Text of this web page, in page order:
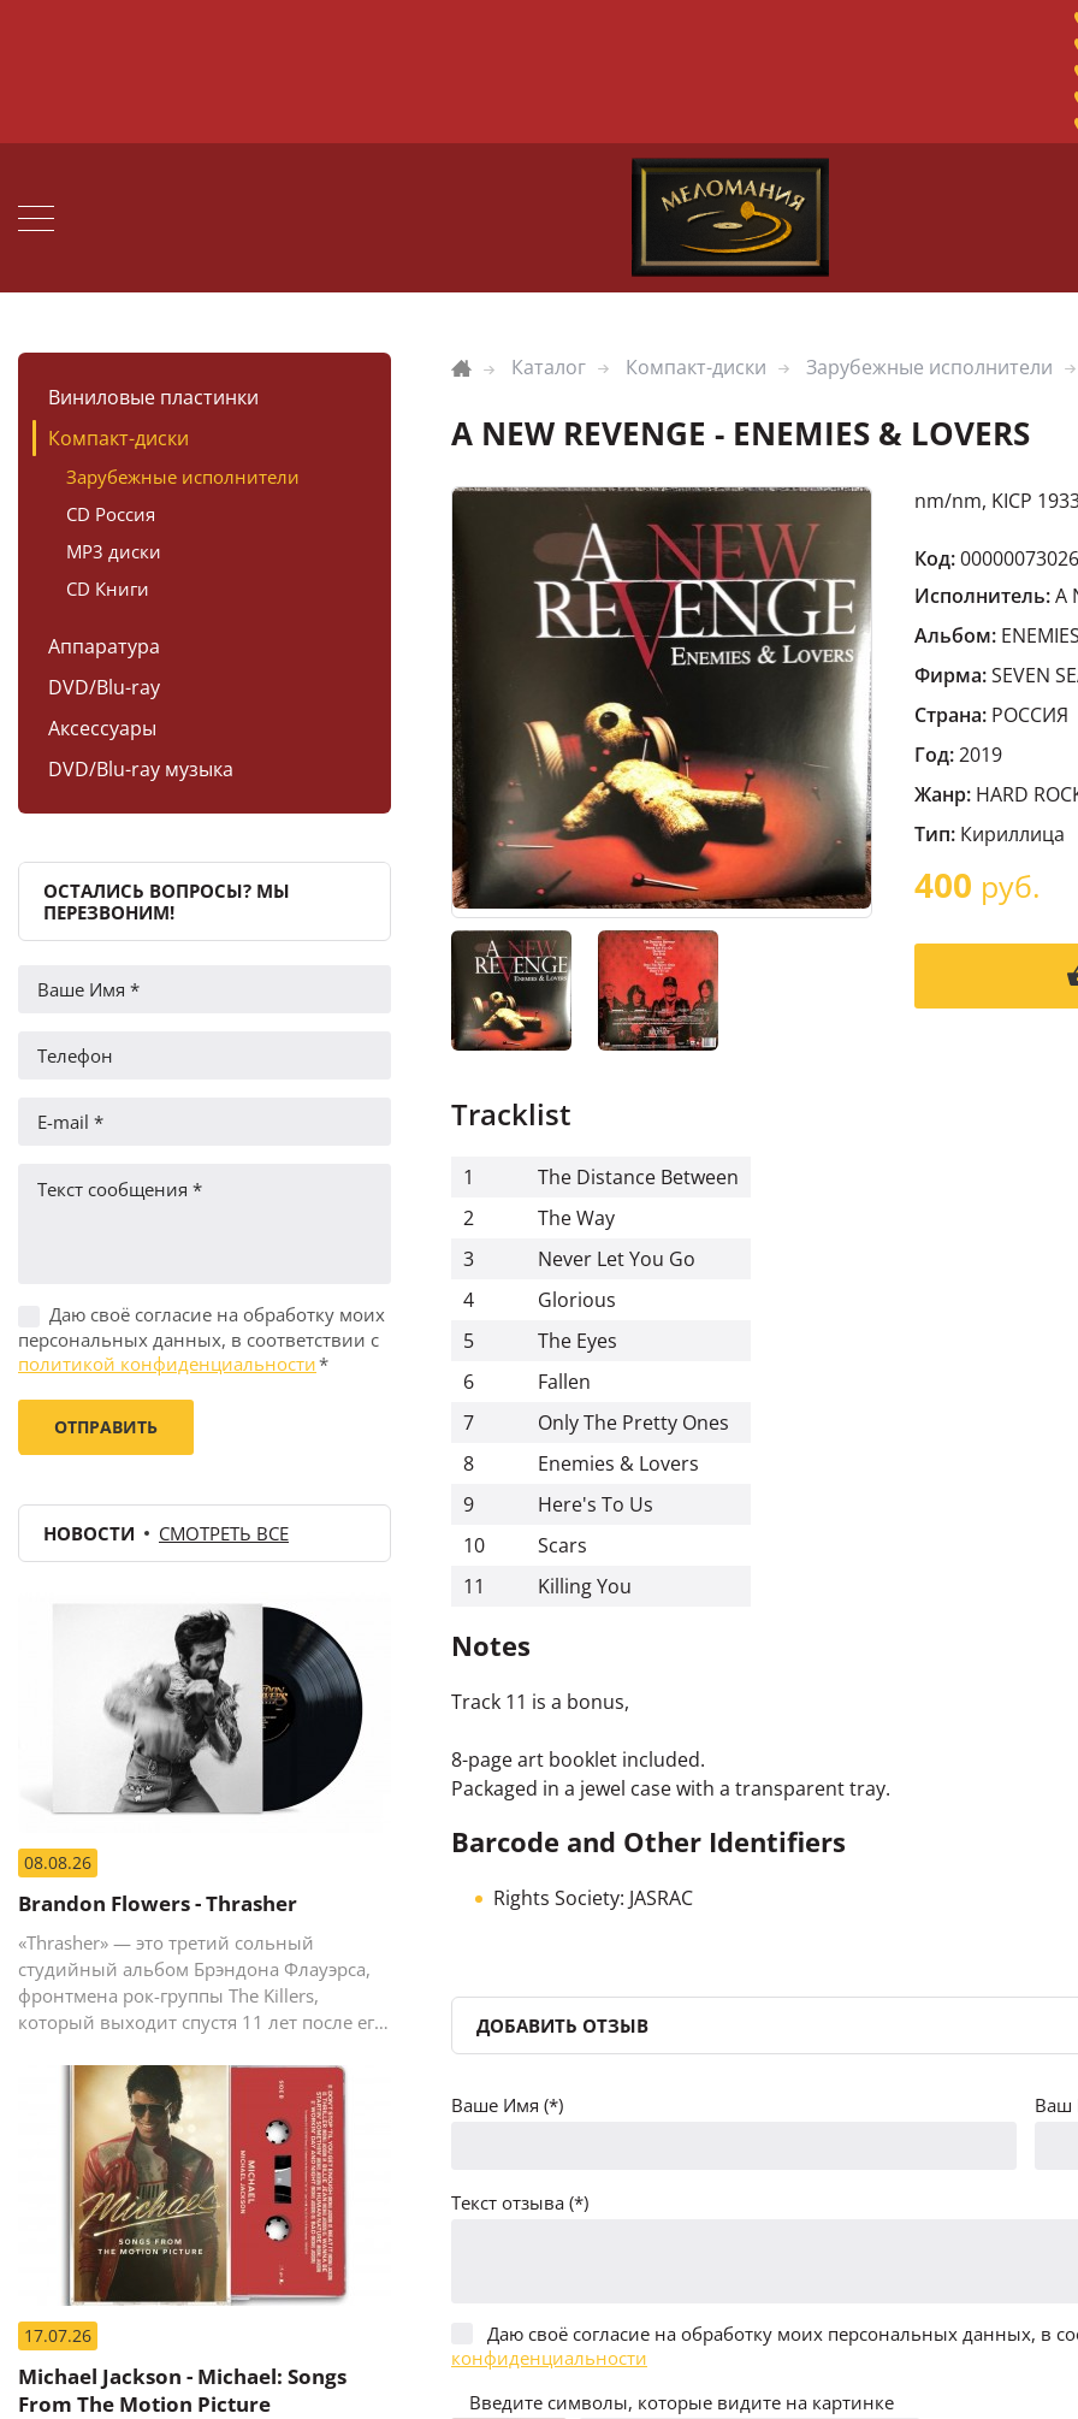
Виниловые пластинки
Компакт-диски
Зарубежные исполнители
CD Россия
MP3 диски
CD Книги
Аппаратура
DVD/Blu-ray
Аксессуары
DVD/Blu-ray музыка
ОСТАЛИСЬ ВОПРОСЫ? МЫ
ПЕРЕЗВОНИМ!
Даю своё согласие на обработку моих
персональных данных, в соответствии с
политикой конфиденциальности*
НОВОСТИ СМОТРЕТЬ ВСЕ
08.08.26
Brandon Flowers - Thrasher
«Thrasher» — это третий сольный
студийный альбом Брэндона Флауэрса,
фронтмена рок-группы The Killers,
который выходит спустя 11 лет после его
Desired Effect (2015).
17.07.26
Michael Jackson - Michael: Songs
From The Motion Picture
Каталог Компакт-диски Зарубежные исполнители
A NEW REVENGE - ENEMIES & LOVERS
nm/nm, KICP
Код:00000073026
Исполнитель:A
Альбом:
Фирма:SEVEN
Страна: РОССИЯ
Год:2019
Жанр: HARD
Тип: Кириллица
400 руб.
Tracklist
1
The Distance Between
2
The Way
3
Never Let You Go
4
Glorious
5
The Eyes
6
Fallen
7
Only The Pretty Ones
8
Enemies & Lovers
9
Here's To Us
10
Scars
11
Killing You
Notes
Track 11 is a bonus,
8-page art booklet included.
Packaged in a jewel case with a transparent tray.
Barcode and Other Identifiers
Rights Society: JASRAC
ДОБАВИТЬ ОТЗЫВ
Ваше Имя (*) Ваш
Текст отзыва (*)
Даю своё согласие на обработку моих персональных данных, в
конфиденциальности
Введите символы, которые видите на картинке